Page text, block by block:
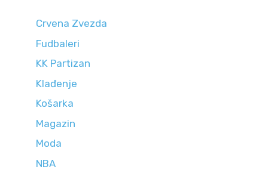
Crvena Zvezda
Fudbaleri
KK Partizan
Klađenje
Košarka
Magazin
Moda
NBA